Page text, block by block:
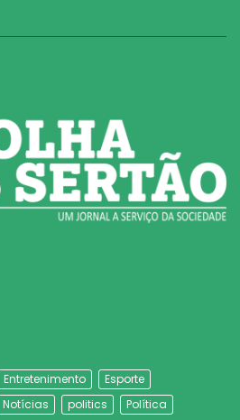
Entretenimento
Esporte
Notícias politics
Política